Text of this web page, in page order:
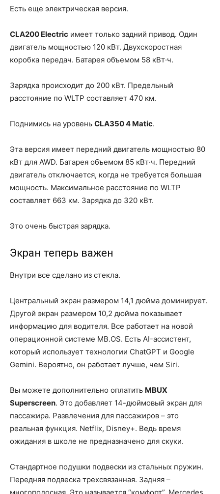
Есть еще электрическая версия.
CLA200 Electric имеет только задний привод. Один
двигатель мощностью 120 кВт. Двухскоростная
коробка передач. Батарея объемом 58 кВт·ч.
Зарядка происходит до 200 кВт. Предельный
расстояние по WLTP составляет 470 км.
Поднимись на уровень CLA350 4 Matic.
Эта версия имеет передний двигатель мощностью 80
кВт для AWD. Батарея объемом 85 кВт·ч. Передний
двигатель отключается, когда не требуется большая
мощность. Максимальное расстояние по WLTP
составляет 663 км. Зарядка до 320 кВт.
Это очень быстрая зарядка.
Экран теперь важен
Внутри все сделано из стекла.
Центральный экран размером 14,1 дюйма доминирует.
Другой экран размером 10,2 дюйма показывает
информацию для водителя. Все работает на новой
операционной системе MB.OS. Есть AI-ассистент,
который использует технологии ChatGPT и Google
Gemini. Вероятно, он работает лучше, чем Siri.
Вы можете дополнительно оплатить MBUX
Superscreen. Это добавляет 14-дюймовый экран для
пассажира. Развлечения для пассажиров – это
реальная функция. Netflix, Disney+. Ведь время
ожидания в школе не предназначено для скуки.
Стандартное подушки подвески из стальных пружин.
Передняя подвеска трехсвязанная. Задняя –